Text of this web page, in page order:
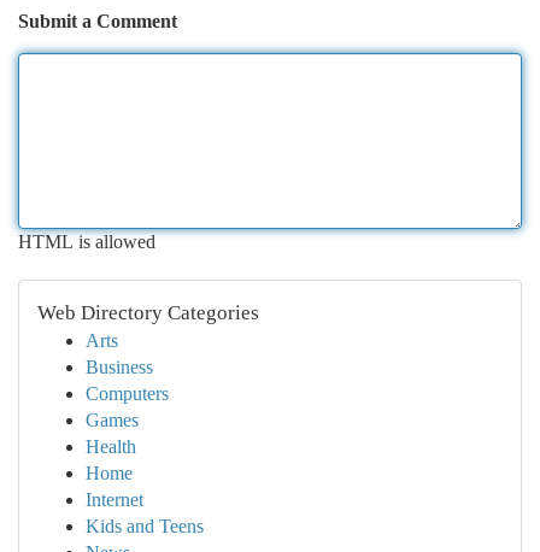
Submit a Comment
HTML is allowed
Web Directory Categories
Arts
Business
Computers
Games
Health
Home
Internet
Kids and Teens